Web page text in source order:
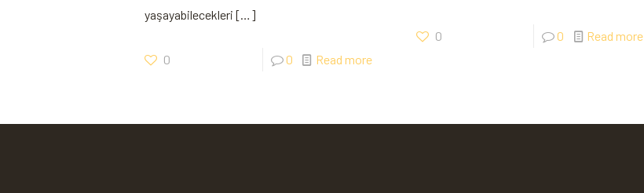
yaşayabilecekleri […]
0 0 Read more
0 0 Read more